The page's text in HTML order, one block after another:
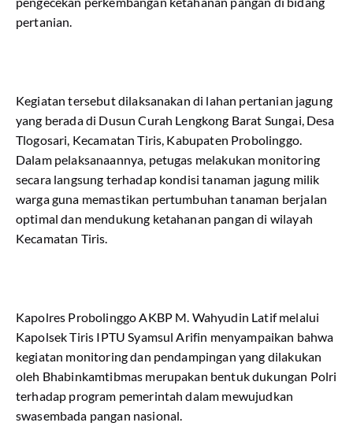
pertanian.
Kegiatan tersebut dilaksanakan di lahan pertanian jagung
yang berada di Dusun Curah Lengkong Barat Sungai, Desa
Tlogosari, Kecamatan Tiris, Kabupaten Probolinggo.
Dalam pelaksanaannya, petugas melakukan monitoring
secara langsung terhadap kondisi tanaman jagung milik
warga guna memastikan pertumbuhan tanaman berjalan
optimal dan mendukung ketahanan pangan di wilayah
Kecamatan Tiris.
Kapolres Probolinggo AKBP M. Wahyudin Latif melalui
Kapolsek Tiris IPTU Syamsul Arifin menyampaikan bahwa
kegiatan monitoring dan pendampingan yang dilakukan
oleh Bhabinkamtibmas merupakan bentuk dukungan Polri
terhadap program pemerintah dalam mewujudkan
swasembada pangan nasional.